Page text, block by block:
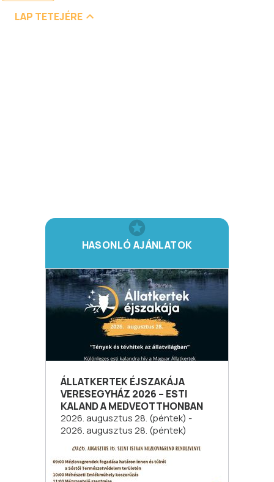
LAP TETEJÉRE
HASONLÓ AJÁNLATOK
ÁLLATKERTEK ÉJSZAKÁJA
VERESEGYHÁZ 2026 – ESTI
KALAND A MEDVEOTTHONBAN
2026. augusztus 28. (péntek) -
2026. augusztus 28. (péntek)